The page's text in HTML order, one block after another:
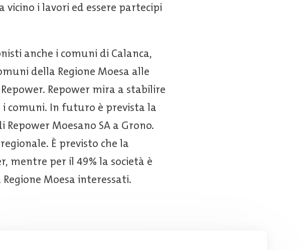
i lavori ed essere partecipi
anche i comuni di Calanca,
della Regione Moesa alle
Repower mira a stabilire
i comuni. In futuro è prevista la
Moesano SA a Grono.
È previsto che la
mentre per il 49% la società è
Moesa interessati.